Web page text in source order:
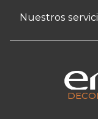
Nuestros